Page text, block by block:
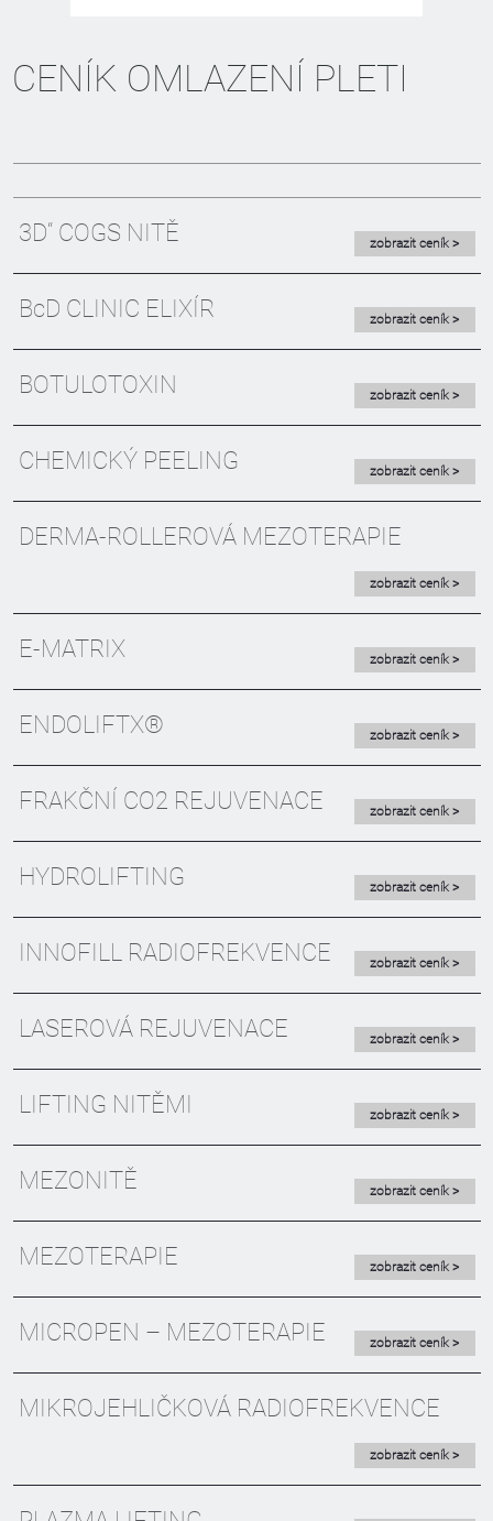
CENÍK OMLAZENÍ PLETI
3D“ COGS NITĚ zobrazit ceník >
BcD CLINIC ELIXÍR zobrazit ceník >
BOTULOTOXIN zobrazit ceník >
CHEMICKÝ PEELING zobrazit ceník >
DERMA-ROLLEROVÁ MEZOTERAPIE
zobrazit ceník >
E-MATRIX zobrazit ceník >
ENDOLIFTX® zobrazit ceník >
FRAKČNÍ CO2 REJUVENACE zobrazit ceník >
HYDROLIFTING zobrazit ceník >
INNOFILL RADIOFREKVENCE zobrazit ceník >
LASEROVÁ REJUVENACE zobrazit ceník >
LIFTING NITĚMI zobrazit ceník >
MEZONITĚ zobrazit ceník >
MEZOTERAPIE zobrazit ceník >
MICROPEN – MEZOTERAPIE zobrazit ceník >
MIKROJEHLIČKOVÁ RADIOFREKVENCE
zobrazit ceník >